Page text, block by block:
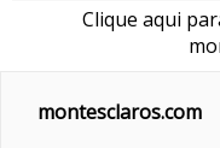
Clique aqui
montesclaros.com